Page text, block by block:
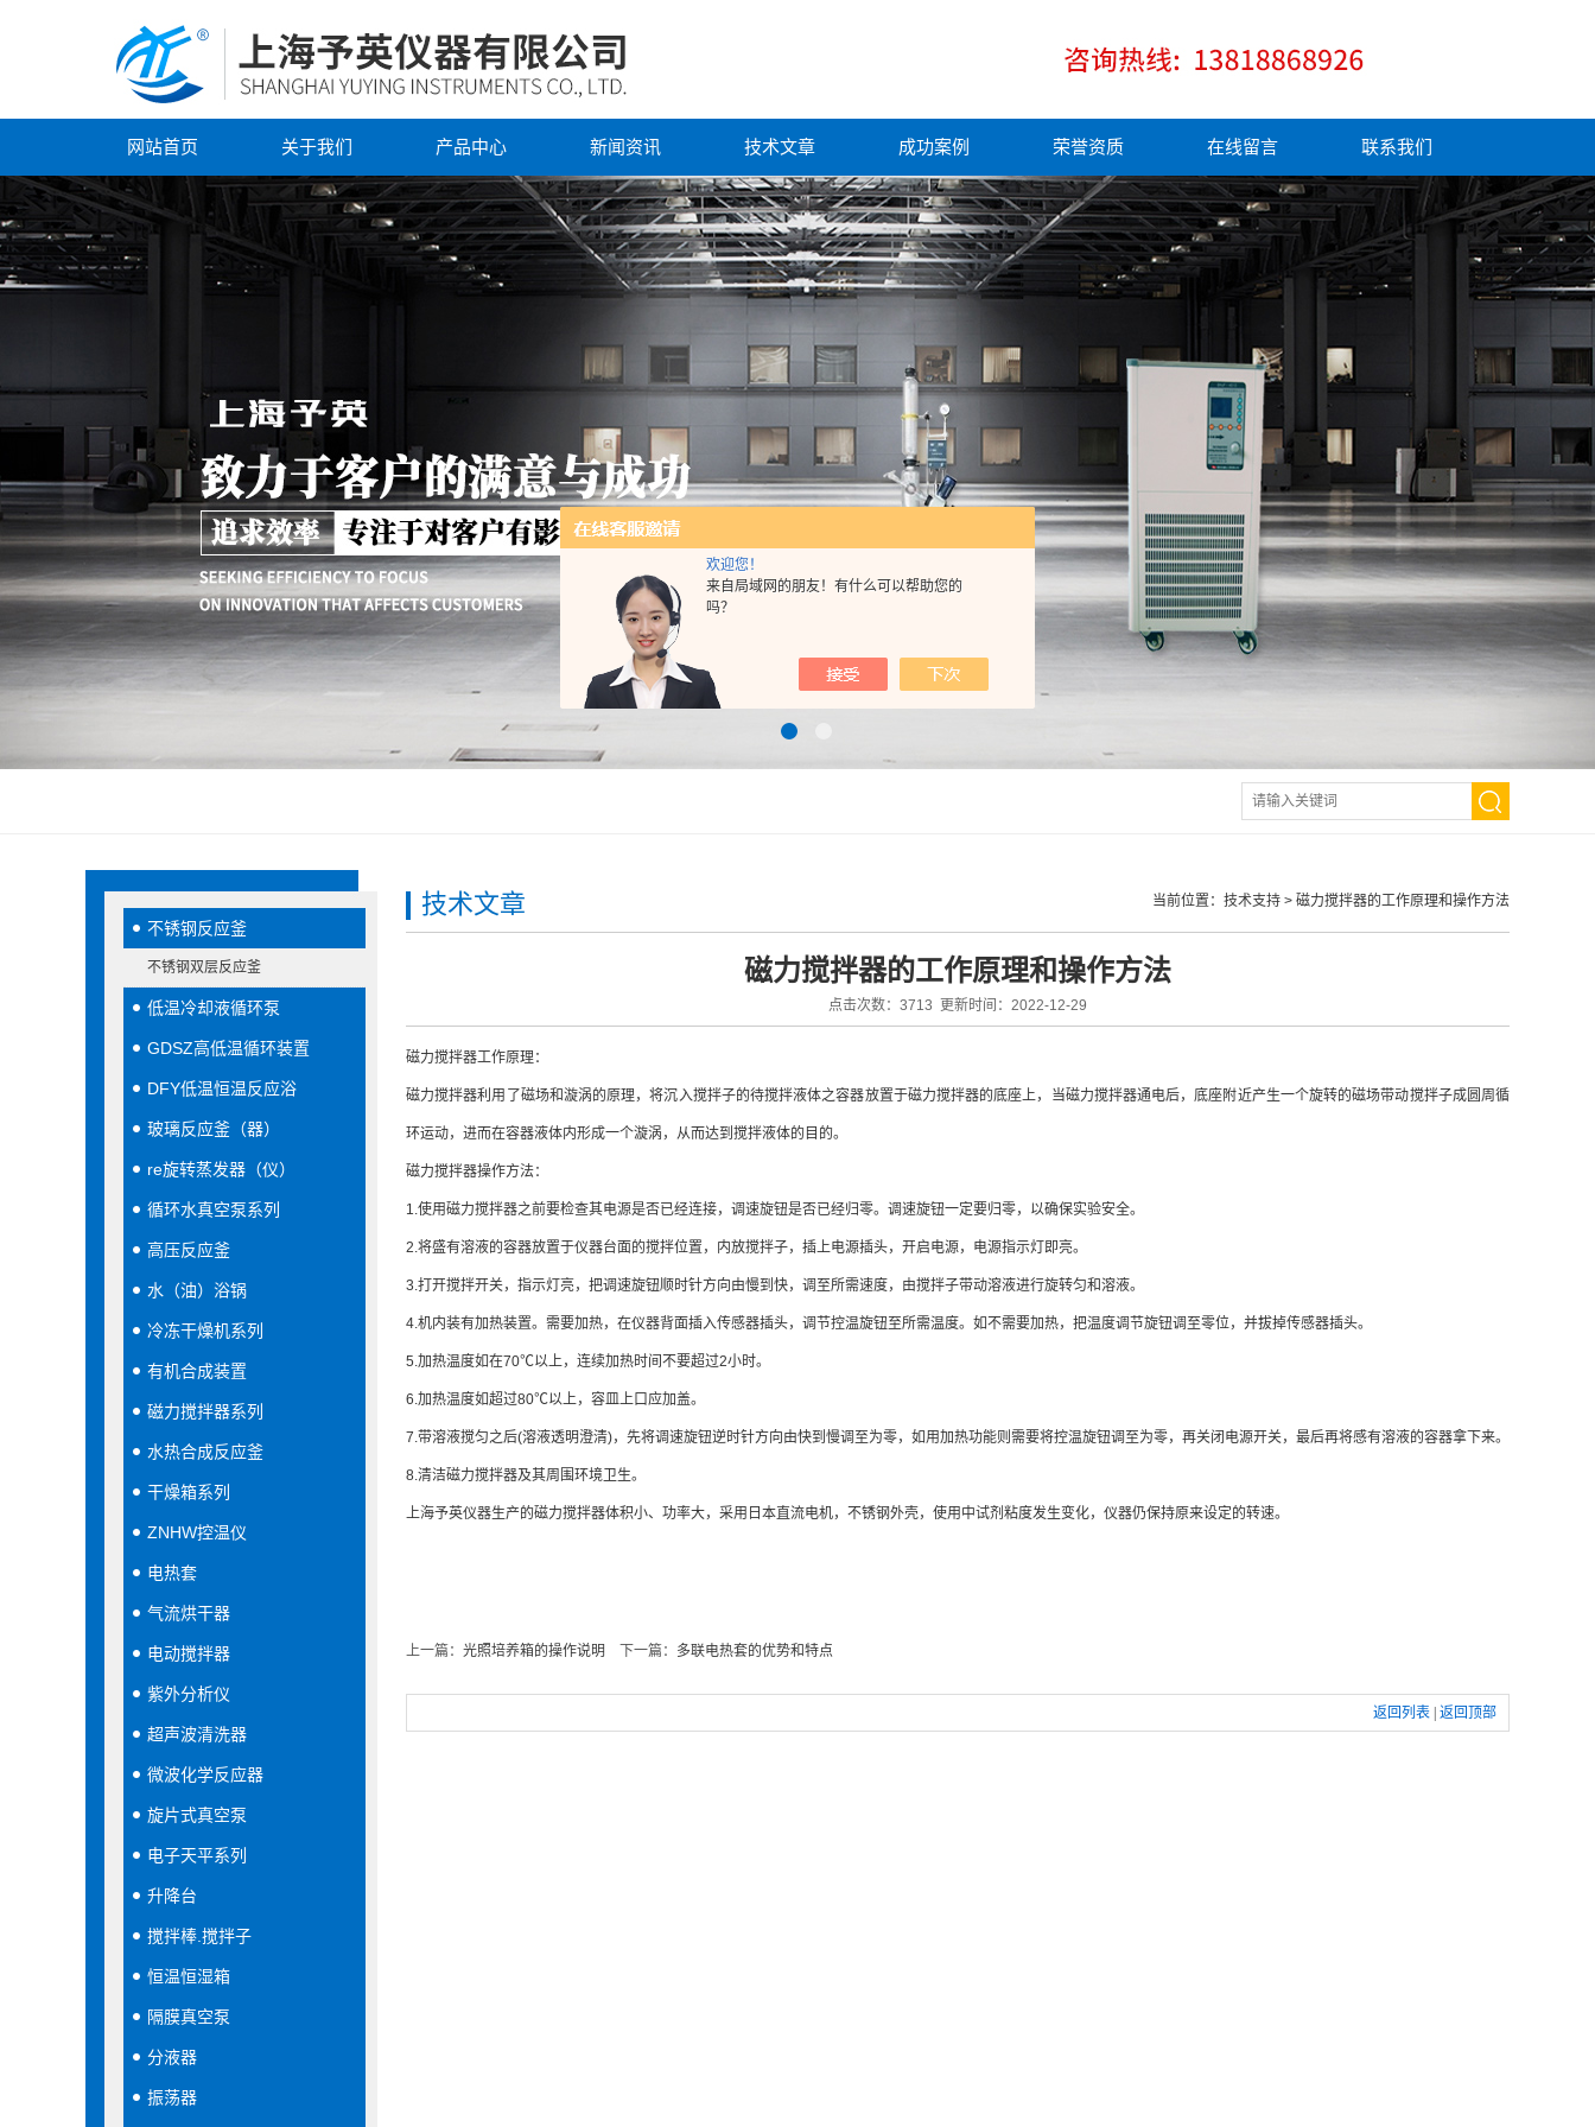
欢迎您！
来自局域网的朋友！有什么可以帮助您的
吗？
网站首页 关于我们 产品中心 新闻资讯 技术文章 成功案例 荣誉资质 在线留言 联系我们
不锈钢反应釜
不锈钢双层反应釜
低温冷却液循环泵
GDSZ高低温循环装置
DFY低温恒温反应浴
玻璃反应釜（器）
re旋转蒸发器（仪）
循环水真空泵系列
高压反应釜
水（油）浴锅
冷冻干燥机系列
有机合成装置
磁力搅拌器系列
水热合成反应釜
干燥箱系列
ZNHW控温仪
电热套
气流烘干器
电动搅拌器
紫外分析仪
超声波清洗器
微波化学反应器
旋片式真空泵
电子天平系列
升降台
搅拌棒.搅拌子
恒温恒湿箱
隔膜真空泵
分液器
振荡器
当前位置： 技术支持 > 磁力搅拌器的工作原理和操作方法
技术文章
磁力搅拌器的工作原理和操作方法
点击次数：3713 更新时间：2022-12-29
磁力搅拌器工作原理：
磁力搅拌器利用了磁场和漩涡的原理，将沉入搅拌子的待搅拌液体之容器放置于磁力搅拌器的底座上，当磁力搅拌器通电后，底座附近产生一个旋转的磁场带动搅拌子成圆周循
环运动，进而在容器液体内形成一个漩涡，从而达到搅拌液体的目的。
磁力搅拌器操作方法：
1.使用磁力搅拌器之前要检查其电源是否已经连接，调速旋钮是否已经归零。调速旋钮一定要归零，以确保实验安全。
2.将盛有溶液的容器放置于仪器台面的搅拌位置，内放搅拌子，插上电源插头，开启电源，电源指示灯即亮。
3.打开搅拌开关，指示灯亮，把调速旋钮顺时针方向由慢到快，调至所需速度，由搅拌子带动溶液进行旋转匀和溶液。
4.机内装有加热装置。需要加热，在仪器背面插入传感器插头，调节控温旋钮至所需温度。如不需要加热，把温度调节旋钮调至零位，并拔掉传感器插头。
5.加热温度如在70℃以上，连续加热时间不要超过2小时。
6.加热温度如超过80℃以上，容皿上口应加盖。
7.带溶液搅匀之后(溶液透明澄清)，先将调速旋钮逆时针方向由快到慢调至为零，如用加热功能则需要将控温旋钮调至为零，再关闭电源开关，最后再将感有溶液的容器拿下来。
8.清洁磁力搅拌器及其周围环境卫生。
上海予英仪器生产的磁力搅拌器体积小、功率大，采用日本直流电机，不锈钢外壳，使用中试剂粘度发生变化，仪器仍保持原来设定的转速。
上一篇： 光照培养箱的操作说明 下一篇： 多联电热套的优势和特点
返回列表 返回顶部